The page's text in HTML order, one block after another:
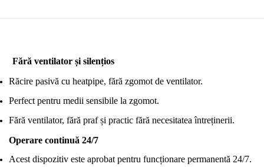
Fără ventilator și silențios
Răcire pasivă cu heatpipe, fără zgomot de ventilator.
Perfect pentru medii sensibile la zgomot.
Fără ventilator, fără praf și practic fără necesitatea întreținerii.
Operare continuă 24/7
Acest dispozitiv este aprobat pentru funcționare permanentă 24/7.